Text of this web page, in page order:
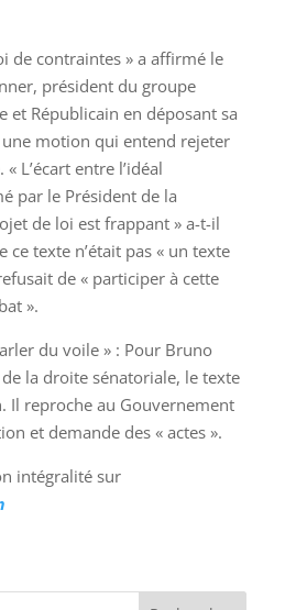
de contraintes » a affirmé le
président du groupe
et Républicain en déposant sa
motion qui entend rejeter
L’écart entre l’idéal
par le Président de la
de loi est frappant » a-t-il
ce texte n’était pas « un texte
de « participer à cette
».
du voile » : Pour Bruno
la droite sénatoriale, le texte
Il reproche au Gouvernement
et demande des « actes ».
intégralité sur